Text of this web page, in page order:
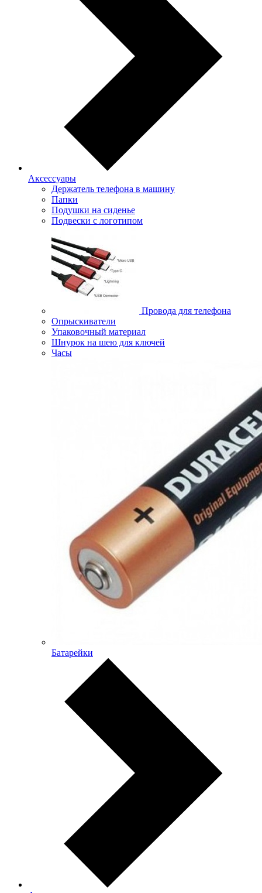
Аксессуары
Держатель телефона в машину
Папки
Подушки на сиденье
Подвески с логотипом
Провода для телефона
Опрыскиватели
Упаковочный материал
Шнурок на шею для ключей
Часы
Батарейки